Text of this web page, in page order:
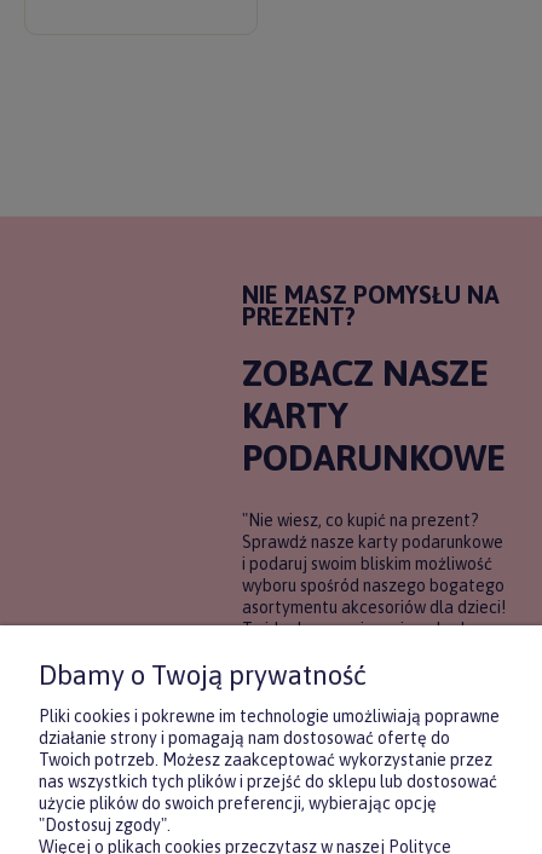
NIE MASZ POMYSŁU NA
PREZENT?
ZOBACZ NASZE
KARTY
PODARUNKOWE
"Nie wiesz, co kupić na prezent?
Sprawdź nasze karty podarunkowe
i podaruj swoim bliskim możliwość
wyboru spośród naszego bogatego
asortymentu akcesoriów dla dzieci!
To idealne rozwiązanie, gdy chcesz
pewności, co będzie najbardziej
trafione.
DOWIEDZ SIĘ WIĘCEJ
Dbamy o Twoją prywatność
Pliki cookies i pokrewne im technologie umożliwiają poprawne
działanie strony i pomagają nam dostosować ofertę do
Twoich potrzeb. Możesz zaakceptować wykorzystanie przez
nas wszystkich tych plików i przejść do sklepu lub dostosować
użycie plików do swoich preferencji, wybierając opcję
"Dostosuj zgody".
Więcej o plikach cookies przeczytasz w naszej Polityce